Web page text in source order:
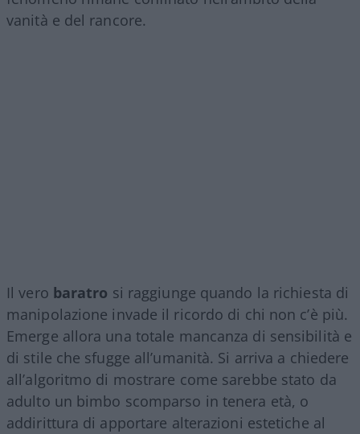
vanità e del rancore.
Il vero baratro si raggiunge quando la richiesta di
manipolazione invade il ricordo di chi non c’è più.
Emerge allora una totale mancanza di sensibilità e
di stile che sfugge all’umanità. Si arriva a chiedere
all’algoritmo di mostrare come sarebbe stato da
adulto un bimbo scomparso in tenera età, o
addirittura di apportare alterazioni estetiche al